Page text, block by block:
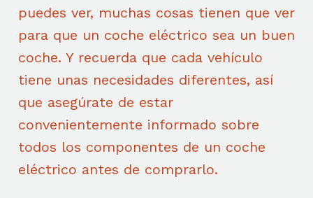
puedes ver, muchas cosas tienen que ver
para que un coche eléctrico sea un buen
coche. Y recuerda que cada vehículo
tiene unas necesidades diferentes, así
que asegúrate de estar
convenientemente informado sobre
todos los componentes de un coche
eléctrico antes de comprarlo.